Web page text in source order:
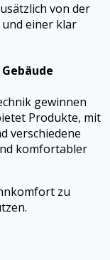
von der
einer klar
gewinnen
Produkte, mit
verschiedene
komfortabler
zu